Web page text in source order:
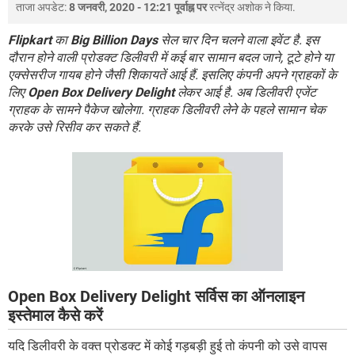
TikTok Account Freeze हो गया JioPhone में TikTok डाउनलोड
SBI बैंक अकाउंट नंबर पता करें
केबल और कनेक्टर्स
सीरियल और पैरलल पोर्ट
ताजा अपडेट:8 जनवरी, 2020 - 12:21 पूर्वाह्न पररत्नेंद्र अशोकने किया.
FlipkartकाBig Billion Daysसेल चार दिन चलने वाला इवेंट है. इस
दौरान होने वाली प्रोडक्ट डिलीवरी में कई बार सामान बदल जाने, टूटे होने या
एक्सेसरीज गायब होने जैसी शिकायतें आई हैं. इसलिए कंपनी अपने ग्राहकों के
लिएOpen Box Delivery Delightलेकर आई है. अब डिलीवरी एजेंट
ग्राहक के सामने पैकेज खोलेगा. ग्राहक डिलीवरी लेने के पहले सामान चेक
करके उसे रिसीव कर सकते हैं.
Open Box Delivery Delight सर्विस का ऑनलाइन
इस्तेमाल कैसे करें
यदि डिलीवरी के वक्त प्रोडक्ट में कोई गड़बड़ी हुई तो कंपनी को उसे वापस